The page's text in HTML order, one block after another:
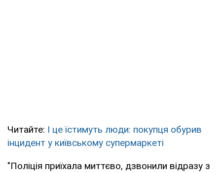
Читайте: І це їстимуть люди: покупця обурив
інцидент у київському супермаркеті
"Поліція приїхала миттєво, дзвонили відразу з